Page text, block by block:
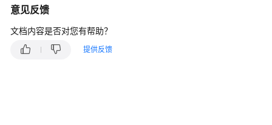
用
指
南
意见反馈
文档内容是否对您有帮助？
提供反馈